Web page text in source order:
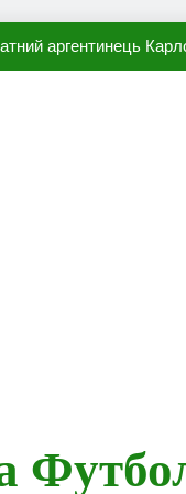
аргентинець